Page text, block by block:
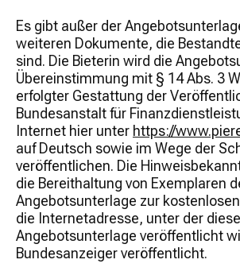
Es gibt außer der
weiteren Dokumente, die
sind. Die Bieterin wird die
Übereinstimmung mit § 14 Abs. 3
erfolgter Gestattung der
Bundesanstalt für
Internet hier unter https://
auf Deutsch sowie im Wege der
veröffentlichen. Die
die Bereithaltung von Exemplaren
Angebotsunterlage zur
die Internetadresse, unter der diese
Angebotsunterlage veröffentlicht
Bundesanzeiger veröffentlicht.